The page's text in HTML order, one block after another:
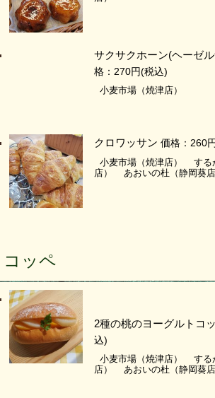
サクサクホーン(ヘーゼ
格：270円(税込)
小麦市場（焼津店）
クロワッサン 価格：260
小麦市場（焼津店）
する
店）
あおいの杜（静岡葵店
コッペ
2種の桃のヨーグルトコ
込)
小麦市場（焼津店）
する
店）
あおいの杜（静岡葵店